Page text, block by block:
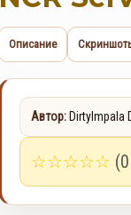
Описание
Автор:DirtyImpala
☆☆☆☆☆